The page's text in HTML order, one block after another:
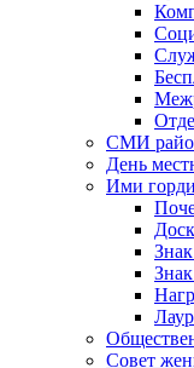
СМИ
День
Ими
Совет